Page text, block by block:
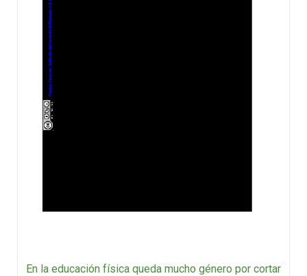
En la educación física queda mucho género por cortar